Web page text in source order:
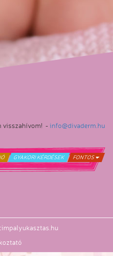
visszahívom! - info@divaderm.hu
GYAKORI KÉRDÉSEK FONTOS